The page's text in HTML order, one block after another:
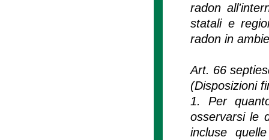
radon
statali e
radon in
Art. 66
(Disposizioni
1. Per
osservarsi le
incluse